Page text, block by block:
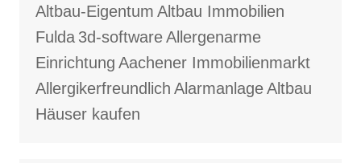
Altbau-Eigentum Altbau Immobilien
Fulda 3d-softwareAllergenarme
Einrichtung Aachener Immobilienmarkt
Allergikerfreundlich AlarmanlageAltbau
Häuser kaufen